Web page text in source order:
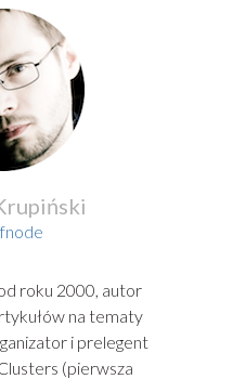
roku 2000, autor
na tematy
i prelegent
(pierwsza